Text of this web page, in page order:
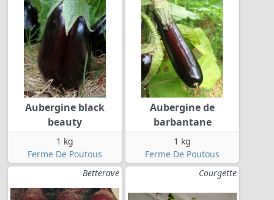
Aubergine black
beauty
1 kg
Ferme De Poutous
Aubergine de
barbantane
1 kg
Ferme De Poutous
Betterave
Courgette